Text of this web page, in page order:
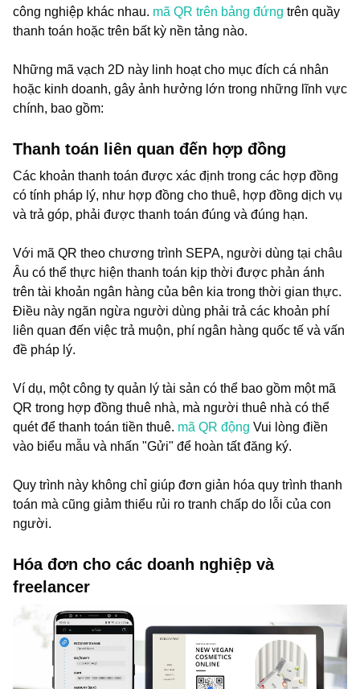
công nghiệp khác nhau. mã QR trên bảng đứng trên quầy
thanh toán hoặc trên bất kỳ nền tảng nào.
Những mã vạch 2D này linh hoạt cho mục đích cá nhân
hoặc kinh doanh, gây ảnh hưởng lớn trong những lĩnh vực
chính, bao gồm:
Thanh toán liên quan đến hợp đồng
Các khoản thanh toán được xác định trong các hợp đồng
có tính pháp lý, như hợp đồng cho thuê, hợp đồng dịch vụ
và trả góp, phải được thanh toán đúng và đúng hạn.
Với mã QR theo chương trình SEPA, người dùng tại châu
Âu có thể thực hiện thanh toán kịp thời được phản ánh
trên tài khoản ngân hàng của bên kia trong thời gian thực.
Điều này ngăn ngừa người dùng phải trả các khoản phí
liên quan đến việc trả muộn, phí ngân hàng quốc tế và vấn
đề pháp lý.
Ví dụ, một công ty quản lý tài sản có thể bao gồm một mã
QR trong hợp đồng thuê nhà, mà người thuê nhà có thể
quét để thanh toán tiền thuê. mã QR động Vui lòng điền
vào biểu mẫu và nhấn "Gửi" để hoàn tất đăng ký.
Quy trình này không chỉ giúp đơn giản hóa quy trình thanh
toán mà cũng giảm thiểu rủi ro tranh chấp do lỗi của con
người.
Hóa đơn cho các doanh nghiệp và
freelancer